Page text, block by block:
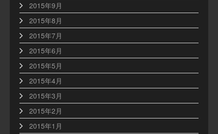
2015年9月
2015年8月
2015年7月
2015年6月
2015年5月
2015年4月
2015年3月
2015年2月
2015年1月